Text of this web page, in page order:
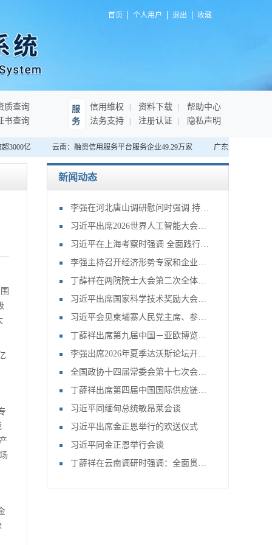
首页 个人用户 退出 收藏
质查询
书查询
服
务
信用维权 资料下载
帮助中心
法务支持
注册认证 隐私声明
3000亿 云南：融资信用服务平台服务企业49.29万家 广东深圳：首家“
新闻动态
李强在河北唐山调研慰问时强调 持续提升防灾减灾救灾能力 切实保障人民群众生命财产安全
习近平出席2026世界人工智能大会暨人工智能全球治理高级别会议开幕式并发表主旨讲话
习近平在上海考察时强调 全面践行人民城市理念 高质量推进城市更新
李强主持召开经济形势专家和企业家座谈会
丁薛祥在两院院士大会第二次全体会议上强调 全力抓好党中央关于科技事业各项部署的落实 加快推进高水平科技自立自强
习近平出席国家科学技术奖励大会两院院士大会中国科协第十一次全国代表大会并发表重要讲话
习近平会见柬埔寨人民党主席、参议院主席洪森
丁薛祥出席第九届中国－亚欧博览会开幕式并会见与会外国政要
李强出席2026年夏季达沃斯论坛开幕式并致辞
全国政协十四届常委会第十七次会议开幕
丁薛祥出席第四届中国国际供应链促进博览会开幕式并作主旨讲话
习近平同缅甸总统敏昂莱会谈
习近平出席金正恩举行的欢送仪式
习近平同金正恩举行会谈
丁薛祥在云南调研时强调：全面贯彻党的教育方针 深入推进基础教育高质量发展